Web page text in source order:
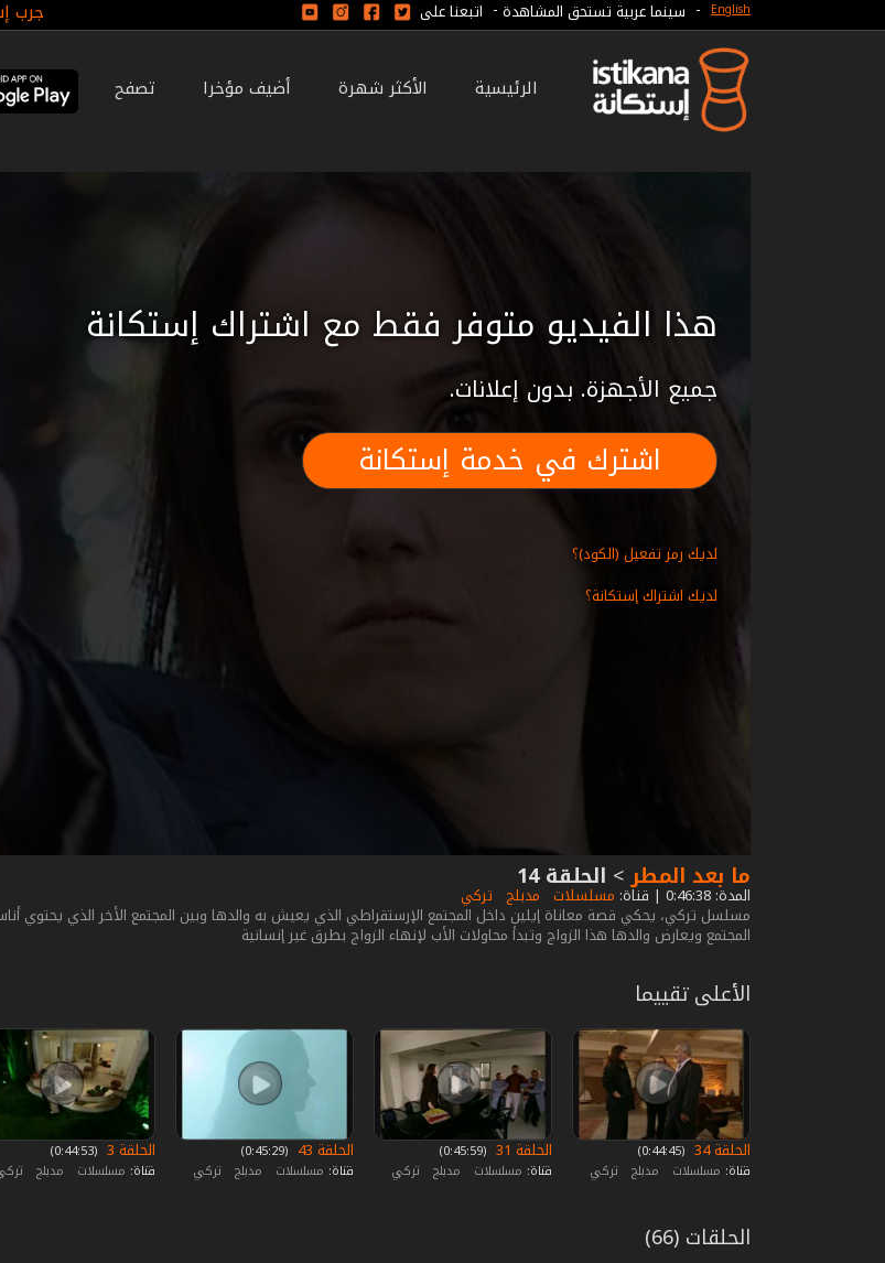
جرب English
- سينما عربية تستحق المشاهدة - اتبعنا على
الرئيسية الأكثر شهرة أضيف مؤخرا تصفح
هذا الفيديو متوفر فقط مع اشتراك إستكانة
جميع الأجهزة. بدون إعلانات.
اشترك في خدمة إستكانة
لديك رمز تفعيل (الكود)؟
لديك اشتراك إستكانة؟
ما بعد المطر> الحلقة 14
المدة: 0:46:38 | قناة: مسلسلات مدبلج تركي
مسلسل تركي، يحكي قصة معاناة إيلين داخل المجتمع الإرستقراطي الذي يعيش به والدها وبين المجتمع الأخر الذي يحتوي
المجتمع ويعارض والدها هذا الزواج وتبدأ محاولات الأب لإنهاء الزواج بطرق غير إنسانية
الأعلى تقييما
الحلقة 34
‏ (0:44:45)
قناة: مسلسلات مدبلج تركي
الحلقة 31
‏ (0:45:59)
قناة: مسلسلات مدبلج تركي
الحلقة 43
‏ (0:45:29)
قناة: مسلسلات مدبلج تركي
الحلقة 3
‏ (0:44:53)
قناة: مسلسلات مدبلج
الحلقات (66)